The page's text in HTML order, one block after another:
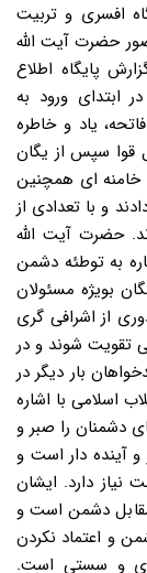
افسری و تربیت
حضرت آیت الله
پایگاه اطلاع
ابتدای ورود به
یاد و خاطره
قوا سپس از یگان
خامنه ای همچنین
و با تعدادی از
حضرت آیت الله
به توطئه دشمن
بویژه مسئولان
از اشرافی گری
تقویت شوند و در
بار دیگر در
اسلامی با اشاره
دشمنان را صبر و
و آینده دار است و
نیاز دارد. ایشان
مقابل دشمن است و
و اعتماد نکردن
و سستی است.